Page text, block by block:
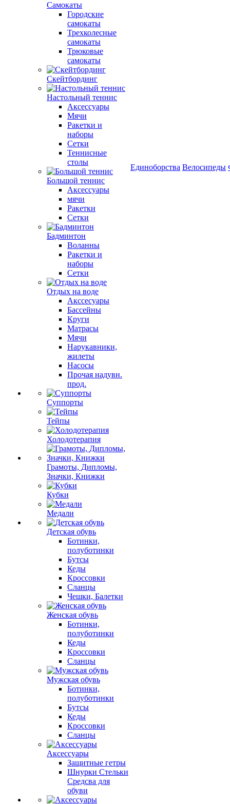
Самокаты
Городские
самокаты
Трехколесные
самокаты
Трюковые
самокаты
Скейтбординг
Настольный теннис
Аксессуары
Мячи
Ракетки и
наборы
Сетки
Теннисные
столы
Большой теннис
Аксессуары
мячи
Ракетки
Сетки
Бадминтон
Воланны
Ракетки и
наборы
Сетки
Отдых на воде
Акссесуары
Бассейны
Круги
Матрасы
Мячи
Нарукавники,
жилеты
Насосы
Прочая надувн.
прод.
Суппорты
Тейпы
Холодотерапия
Грамоты, Дипломы,
Значки, Книжки
Кубки
Медали
Детская обувь
Ботинки,
полуботинки
Бутсы
Кеды
Кроссовки
Сланцы
Чешки, Балетки
Женская обувь
Ботинки,
полуботинки
Кеды
Кроссовки
Сланцы
Мужская обувь
Ботинки,
полуботинки
Бутсы
Кеды
Кроссовки
Сланцы
Аксессуары
Защитные гетры
Шнурки Стельки
Средсва для
обуви
Единоборства Велосипеды